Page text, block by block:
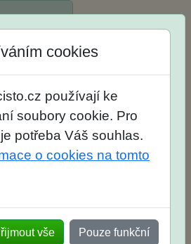
na školní
Košík
cookies
používají ke
soubory cookie. Pro
potřeba Váš souhlas.
o cookies na tomto
vše Pouze funkční